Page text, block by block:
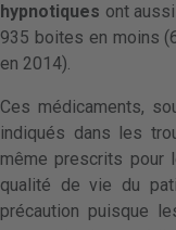
hypnotiques ont
935 boites en moins
en 2014).
Ces médicaments,
indiqués dans les
même prescrits pour
qualité de vie du
précaution puisque